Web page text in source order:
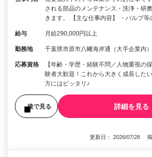
される部品のメンテナンス・洗浄・研
きます。 【主な仕事内容】 ・バルブ
給与 月給290,000円以上
勤務地 千葉県市原市八幡海岸通（大手企業内）
応募資格
【年齢・学歴・経験不問／人物重視の
験者大歓迎！これから大きく成長した
方にはピッタリ♪
後で見る 詳細を見る
更新日： 2026/07/28 掲